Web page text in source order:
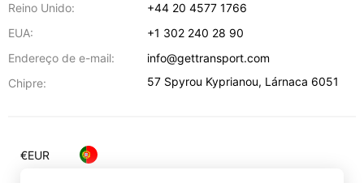
Reino Unido:
+44 20 4577 1766
EUA:
+1 302 240 28 90
Endereço de e-mail:
info@gettransport.com
Chipre:
57 Spyrou Kyprianou, Lárnaca 6051
€EUR